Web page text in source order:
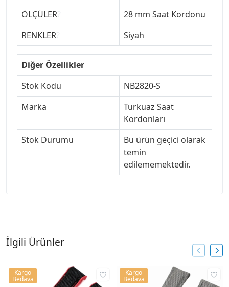
ÖLÇÜLER
28 mm Saat Kordonu
RENKLER
Siyah
Diğer Özellikler
Stok Kodu
NB2820-S
Marka
Turkuaz Saat
Kordonları
Stok Durumu
Bu ürün geçici olarak
temin
edilememektedir.
İlgili Ürünler
Kargo
Bedava
Kargo
Bedava